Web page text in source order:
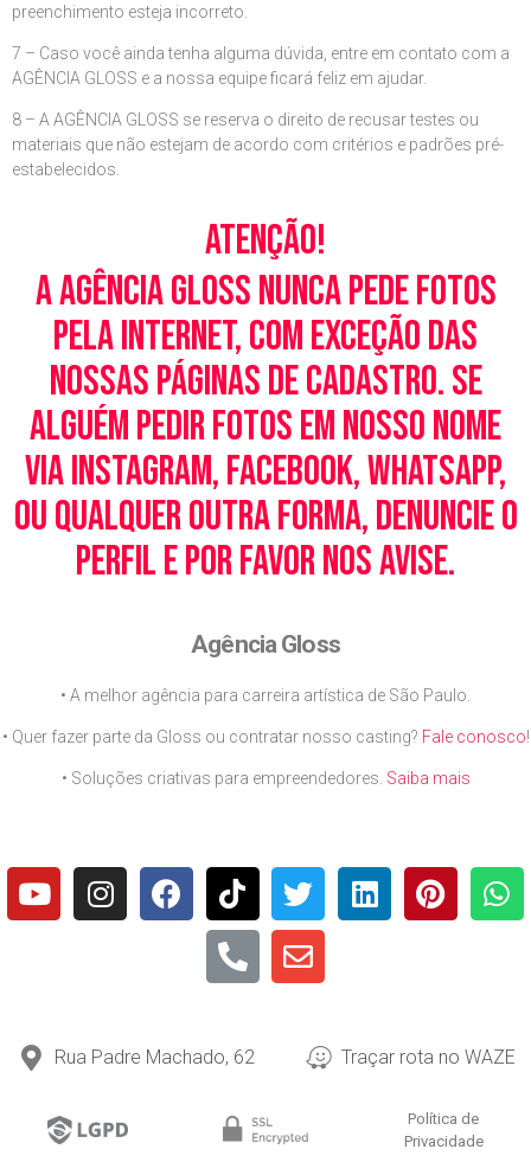
preenchimento esteja incorreto.
7 – Caso você ainda tenha alguma dúvida, entre em contato com a
AGÊNCIA GLOSS e a nossa equipe ficará feliz em ajudar.
8 – A AGÊNCIA GLOSS se reserva o direito de recusar testes ou
materiais que não estejam de acordo com critérios e padrões pré-
estabelecidos.
Atenção!
A Agência Gloss nunca pede fotos
pela Internet, com exceção das
nossas páginas de cadastro. Se
alguém pedir fotos em nosso nome
via Instagram, Facebook, WhatsApp,
ou qualquer outra forma, denuncie o
perfil e por favor nos avise.
Agência Gloss
• A melhor agência para carreira artística de São Paulo.
• Quer fazer parte da Gloss ou contratar nosso casting? Fale conosco!
• Soluções criativas para empreendedores. Saiba mais
Rua Padre Machado, 62 Traçar rota no WAZE
Política de
Privacidade